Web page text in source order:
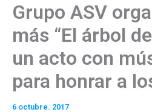
Grupo ASV
más “El árbol
un acto con
para honrar a
6 octubre. 2017